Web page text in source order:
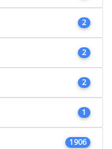
2
2
2
1
1906